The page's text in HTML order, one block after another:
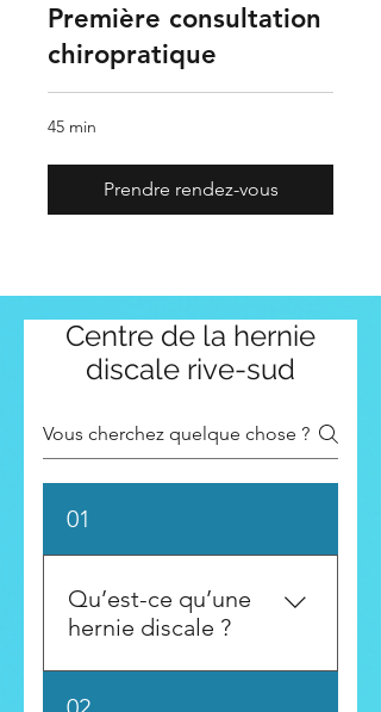
Première consultation
chiropratique
45 min
Prendre rendez-vous
Centre de la hernie
discale rive-sud
01
Qu’est-ce qu’une
hernie discale ?